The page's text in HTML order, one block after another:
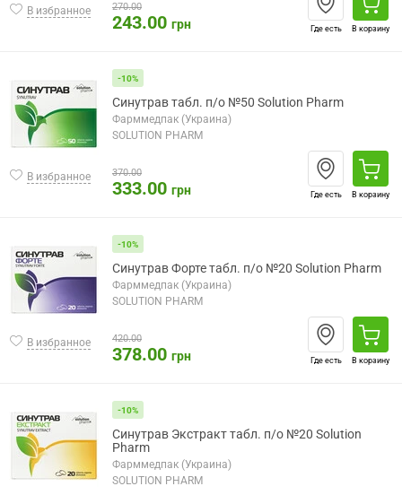
В избранное 270.00
243.00 грн Где есть В корзину
В избранное
-10%
Синутрав табл. п/о №50 Solution Pharm
Фарммедпак (Украина)
SOLUTION PHARM
370.00
333.00 грн Где есть В корзину
В избранное
-10%
Синутрав Форте табл. п/о №20 Solution Pharm
Фарммедпак (Украина)
SOLUTION PHARM
420.00
378.00 грн Где есть В корзину
-10%
Синутрав Экстракт табл. п/о №20 Solution
Pharm
Фарммедпак (Украина)
SOLUTION PHARM